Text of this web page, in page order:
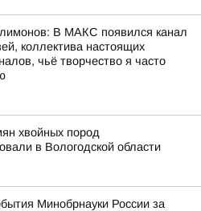
В МАКС появился канал
коллектива настоящих
чьё творчество я часто
хвойных пород
в Вологодской области
Минобрнауки России за